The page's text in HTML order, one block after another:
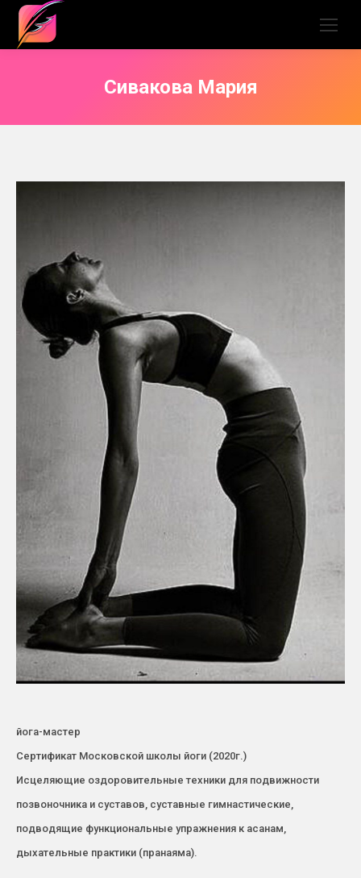
Сивакова Мария
йога-мастер
Сертификат Московской школы йоги (2020г.)
Исцеляющие оздоровительные техники для подвижности
позвоночника и суставов, суставные гимнастические,
подводящие функциональные упражнения к асанам,
дыхательные практики (пранаяма).